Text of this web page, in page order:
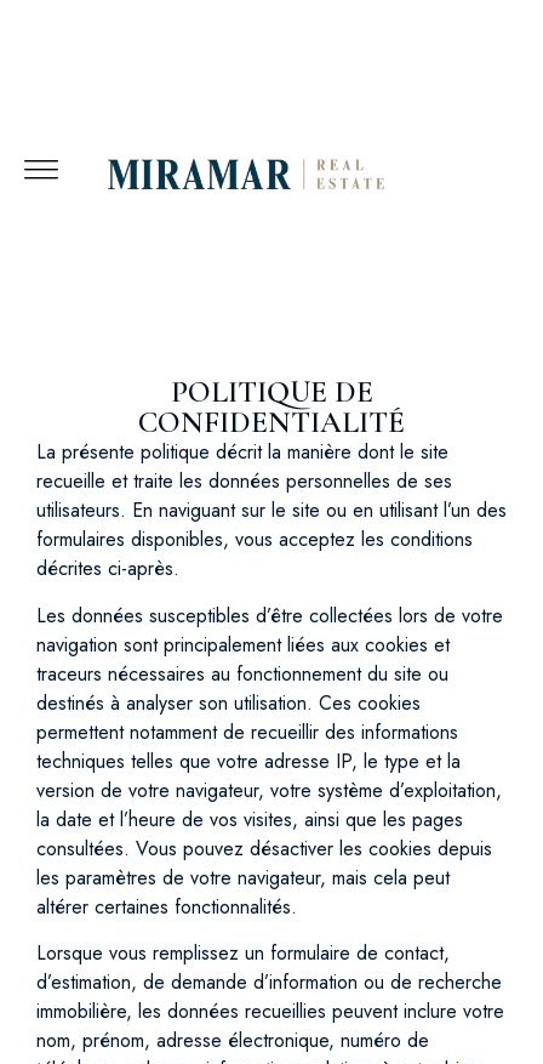
POLITIQUE DE
CONFIDENTIALITÉ
La présente politique décrit la manière dont le site
recueille et traite les données personnelles de ses
utilisateurs. En naviguant sur le site ou en utilisant l’un des
formulaires disponibles, vous acceptez les conditions
décrites ci-après.
Les données susceptibles d’être collectées lors de votre
navigation sont principalement liées aux cookies et
traceurs nécessaires au fonctionnement du site ou
destinés à analyser son utilisation. Ces cookies
permettent notamment de recueillir des informations
techniques telles que votre adresse IP, le type et la
version de votre navigateur, votre système d’exploitation,
la date et l’heure de vos visites, ainsi que les pages
consultées. Vous pouvez désactiver les cookies depuis
les paramètres de votre navigateur, mais cela peut
altérer certaines fonctionnalités.
Lorsque vous remplissez un formulaire de contact,
d’estimation, de demande d’information ou de recherche
immobilière, les données recueillies peuvent inclure votre
nom, prénom, adresse électronique, numéro de